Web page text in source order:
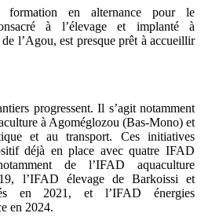
en alternance pour le
à l’élevage et implanté à
l’Agou, est presque prêt à accueillir
progressent. Il s’agit notamment
à Agoméglozou (Bas-Mono) et
et au transport. Ces initiatives
déjà en place avec quatre IFAD
de l’IFAD aquaculture
l’IFAD élevage de Barkoissi et
en 2021, et l’IFAD énergies
en 2024.